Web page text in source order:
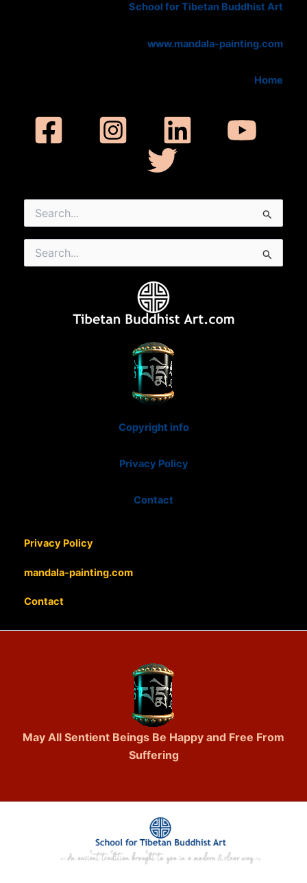
School for Tibetan Buddhist Art
www.mandala-painting.com
Home
for:
for:
Copyright info
Privacy Policy
Contact
Privacy Policy
mandala-painting.com
Contact
May All Sentient Beings Be Happy and Free From
Suffering